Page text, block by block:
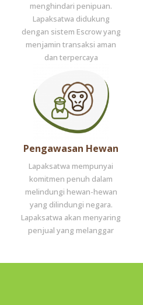
menghindari penipuan.
Lapaksatwa didukung
dengan sistem Escrow yang
menjamin transaksi aman
dan terpercaya
Pengawasan Hewan
Lapaksatwa mempunyai
komitmen penuh dalam
melindungi hewan-hewan
yang dilindungi negara.
Lapaksatwa akan menyaring
penjual yang melanggar